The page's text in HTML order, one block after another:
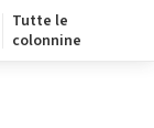
Tutte le
colonnine